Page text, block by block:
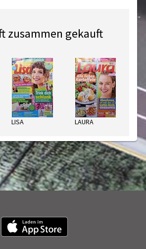
zusammen gekauft
LISA LAURA